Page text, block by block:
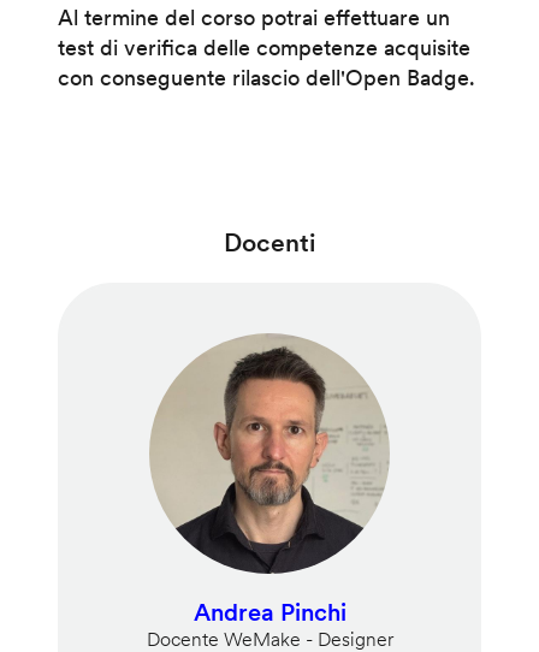
Al termine del corso potrai effettuare un
test di verifica delle competenze acquisite
con conseguente rilascio dell'Open Badge.
Docenti
Andrea Pinchi
Docente WeMake - Designer